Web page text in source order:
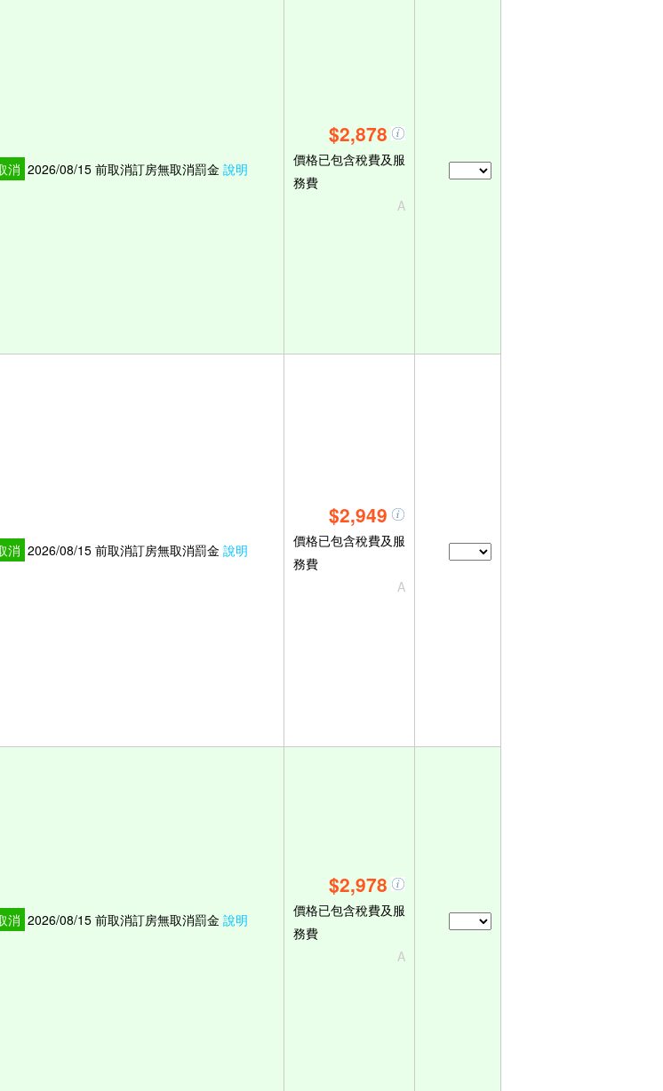
消 2026/08/15 前取消訂房無取消罰金 說明
$2,878
價格已包含稅費及服
務費
A
消 2026/08/15 前取消訂房無取消罰金 說明
$2,949
價格已包含稅費及服
務費
A
消 2026/08/15 前取消訂房無取消罰金 說明
$2,978
價格已包含稅費及服
務費
A